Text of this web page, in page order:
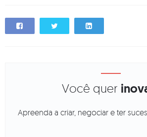
Você quer
Apreenda a criar, negociar e ter